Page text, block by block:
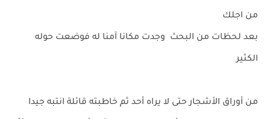
من اجلك
بعد لحظات من البحث وجدت مكانا آمنا له فوضعت حوله
الكثير
من أوراق الأشجار حتى لا يراه أحد ثم خاطبته قائلة انتبه جيدا